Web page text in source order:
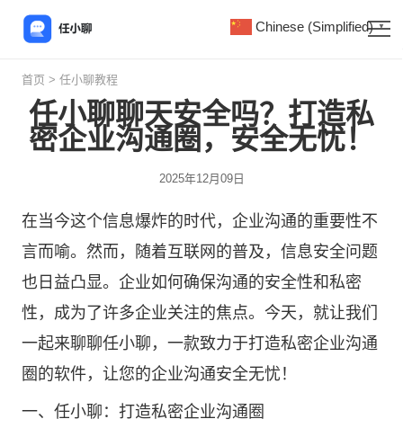
首页 > 任小聊教程
任小聊聊天安全吗？打造私
密企业沟通圈，安全无忧！
2025年12月09日
在当今这个信息爆炸的时代，企业沟通的重要性不
言而喻。然而，随着互联网的普及，信息安全问题
也日益凸显。企业如何确保沟通的安全性和私密
性，成为了许多企业关注的焦点。今天，就让我们
一起来聊聊任小聊 ，一款致力于打造私密企业沟通
圈的软件，让您的企业沟通安全无忧！
一、任小聊：打造私密企业沟通圈
Chinese (Simplified) ▼